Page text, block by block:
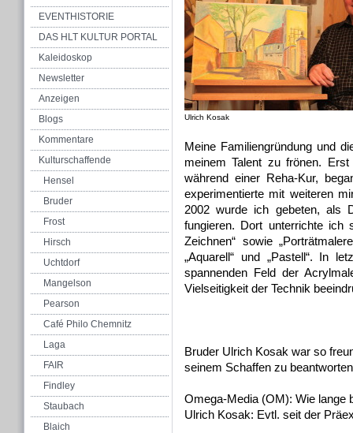
EVENTHISTORIE
DAS HLT KULTUR PORTAL
Kaleidoskop
Newsletter
Anzeigen
Blogs
Kommentare
Kulturschaffende
Hensel
Bruder
Frost
Hirsch
Uchtdorf
Mangelson
Pearson
Café Philo Chemnitz
Laga
FAIR
Findley
Staubach
Blaich
Ulrich Kosak
Meine Familiengründung und
meinem Talent zu frönen.
während einer Reha-Kur,
experimentierte mit weiteren
2002 wurde ich gebeten, als
fungieren. Dort unterrichte ich
Zeichnen“ sowie
„Aquarell“ und „Pastell“. In
spannenden Feld der
Vielseitigkeit der Technik
Bruder Ulrich Kosak war so
seinem Schaffen zu
Omega-Media (OM): Wie lange
Ulrich Kosak: Evtl. seit der